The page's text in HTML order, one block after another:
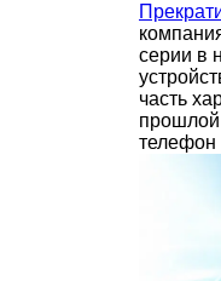
серии в
часть
прошлой
телефон